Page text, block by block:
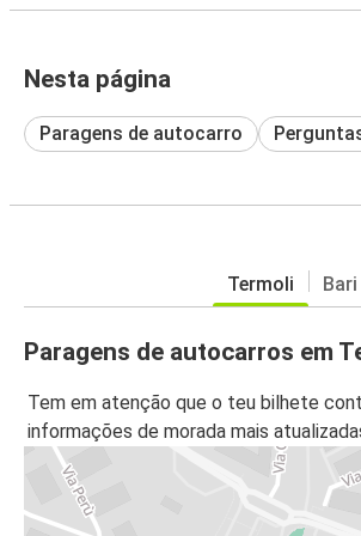
Nesta página
Paragens de autocarro
Termoli Bari
Paragens de autocarros em
Tem em atenção que o teu bilhete
informações de morada mais